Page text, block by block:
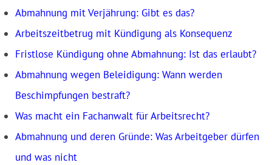
Abmahnung mit Verjährung: Gibt es das?
Arbeitszeitbetrug mit Kündigung als Konsequenz
Fristlose Kündigung ohne Abmahnung: Ist das erlaubt?
Abmahnung wegen Beleidigung: Wann werden
Beschimpfungen bestraft?
Was macht ein Fachanwalt für Arbeitsrecht?
Abmahnung und deren Gründe: Was Arbeitgeber dürfen
und was nicht